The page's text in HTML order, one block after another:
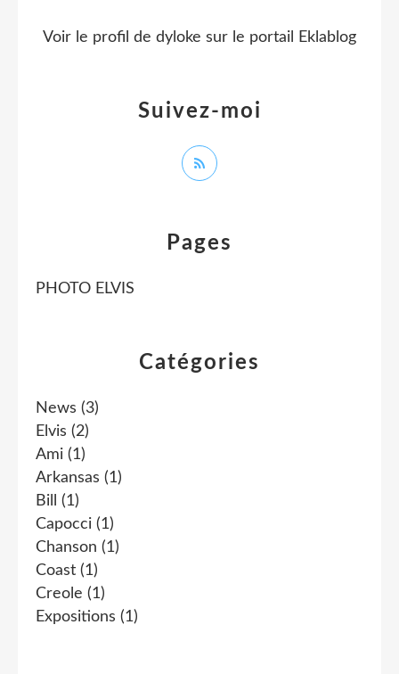
Catégories
News (3)
Elvis (2)
Ami (1)
Arkansas (1)
Bill
(1)
Capocci (1)
Chanson (1)
Coast (1)
Creole (1)
Expositions (1)
Pages
PHOTO ELVIS
Suivez-moi
Voir le profil de dyloke sur le portail Eklablog